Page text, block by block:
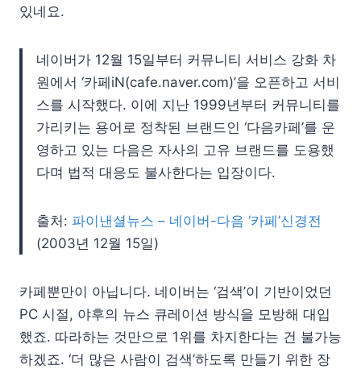
있네요.
네이버가 12월 15일부터 커뮤니티 서비스 강화 차
원에서 ‘카페iN(cafe.naver.com)’을 오픈하고 서비
스를 시작했다. 이에 지난 1999년부터 커뮤니티를
가리키는 용어로 정착된 브랜드인 ‘다음카페’를 운
영하고 있는 다음은 자사의 고유 브랜드를 도용했
다며 법적 대응도 불사한다는 입장이다.
출처: 파이낸셜뉴스 – 네이버-다음 ‘카페’신경전
(2003년 12월 15일)
카페뿐만이 아닙니다. 네이버는 ‘검색’이 기반이었던
PC 시절, 야후의 뉴스 큐레이션 방식을 모방해 대입
했죠. 따라하는 것만으로 1위를 차지한다는 건 불가능
하겠죠. ‘더 많은 사람이 검색’하도록 만들기 위한 장